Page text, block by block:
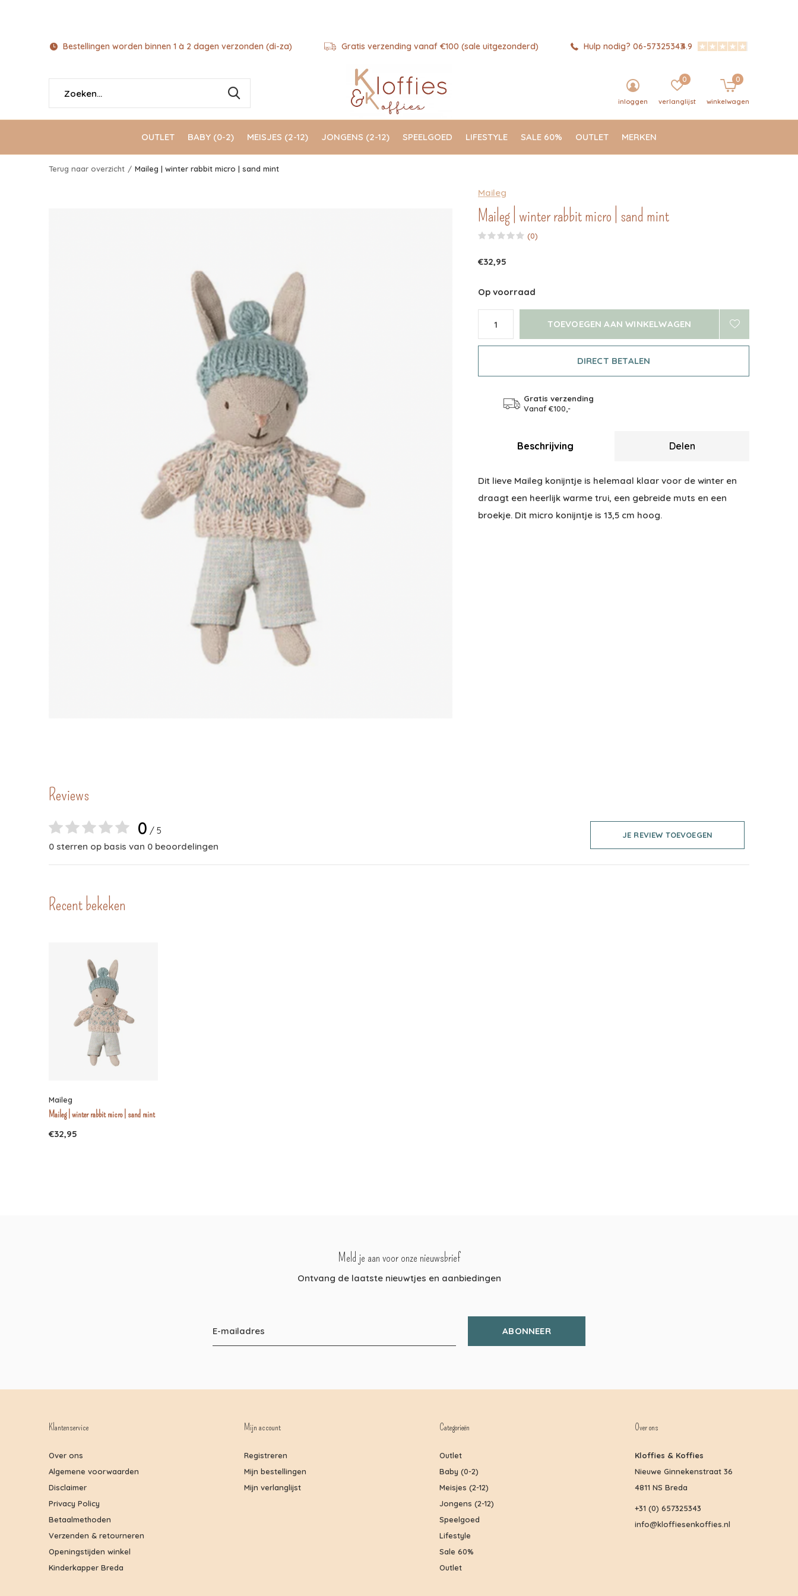
OUTLET BABY (0-2) MEISJES (2-12) JONGENS (2-12) SPEELGOED LIFESTYLE SALE 60% OUTLET MERKEN
inloggen verlanglijst
0
winkelwagen
0
Bestellingen worden binnen 1 à 2 dagen verzonden (di-za) Gratis verzending vanaf €100 (sale uitgezonderd) Hulp nodig? 06-573253434.9
Terug naar overzicht Maileg | winter rabbit micro | sand mint
Maileg
Maileg | winter rabbit micro | sand mint
(0)
€32,95
Op voorraad
TOEVOEGEN AAN WINKELWAGEN
DIRECT BETALEN
Gratis verzending
Vanaf €100,-
Beschrijving Delen
Dit lieve Maileg konijntje is helemaal klaar voor de winter en
draagt een heerlijk warme trui, een gebreide muts en een
broekje. Dit micro konijntje is 13,5 cm hoog.
Reviews
0 / 5
0 sterren op basis van 0 beoordelingen
JE REVIEW TOEVOEGEN
Recent bekeken
Maileg
Maileg | winter rabbit micro | sand mint
€32,95
Meld je aan voor onze nieuwsbrief
Ontvang de laatste nieuwtjes en aanbiedingen
ABONNEER
Klantenservice
Over ons
Algemene voorwaarden
Disclaimer
Privacy Policy
Betaalmethoden
Verzenden & retourneren
Openingstijden winkel
Kinderkapper Breda
Mijn account
Registreren
Mijn bestellingen
Mijn verlanglijst
Categorieën
Outlet
Baby (0-2)
Meisjes (2-12)
Jongens (2-12)
Speelgoed
Lifestyle
Sale 60%
Outlet
Over ons
Kloffies & Koffies
Nieuwe Ginnekenstraat 36
4811 NS Breda
+31 (0) 657325343
info@kloffiesenkoffies.nl